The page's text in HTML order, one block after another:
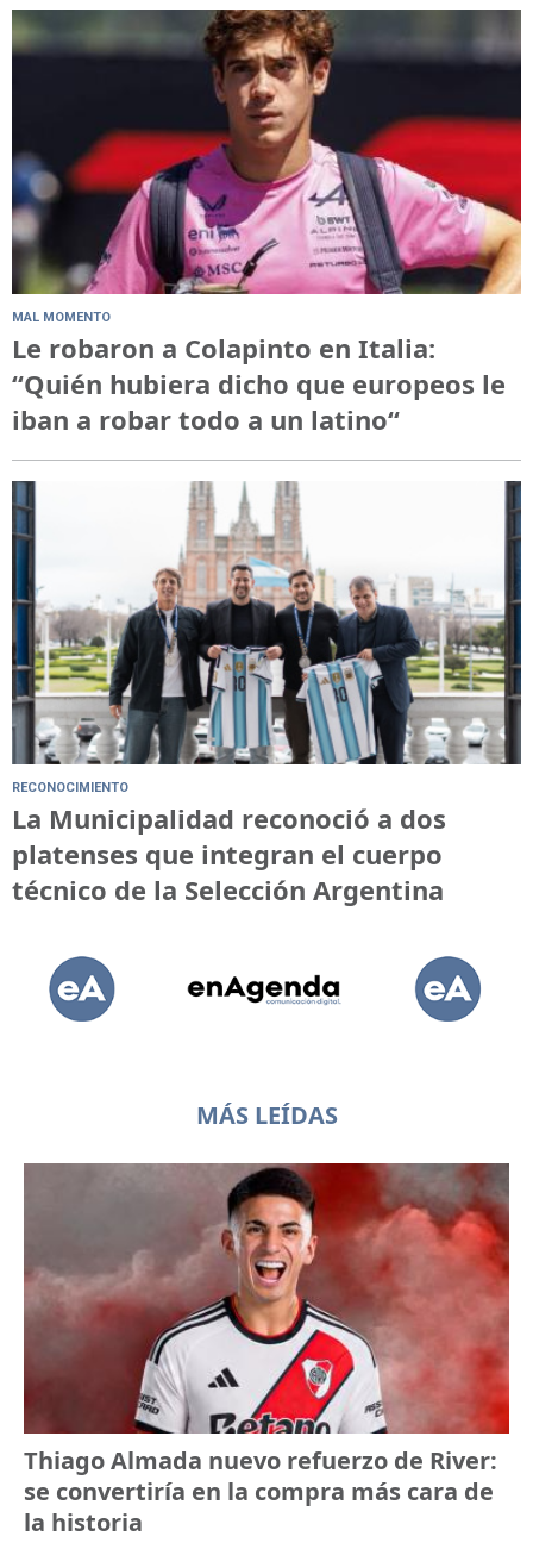
MAL MOMENTO
Le robaron a Colapinto en Italia:
“Quién hubiera dicho que europeos le
iban a robar todo a un latino“
RECONOCIMIENTO
La Municipalidad reconoció a dos
platenses que integran el cuerpo
técnico de la Selección Argentina
MÁS LEÍDAS
Thiago Almada nuevo refuerzo de River:
se convertiría en la compra más cara de
la historia